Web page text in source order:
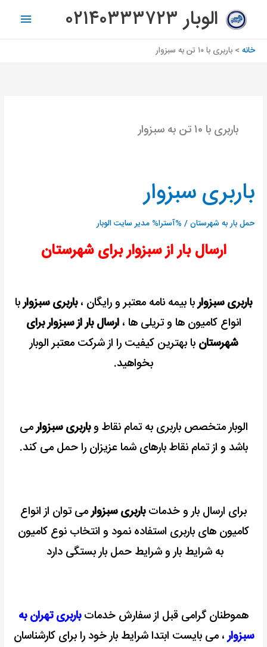
محتوا
الوبار ۰۲۱۴۰۳۳۳۷۲۳
اصلی
خانه باربری با ۱۰ تن به سبزوار
باربری با ۱۰ تن به سبزوار
باربری سبزوار
حمل بار به شهرستان/ %آسترا% مدیر سایت الوبار
ارسال بار از سبزوار برای شهرستان
باربری سبزواربا بیمه نامه معتبر و رایگان ،باربری سبزواربا
انواع کامیون ها و تریلی ها ،ارسال بار از سبزوار برای
شهرستان با بهترین کیفیت را از شرکت معتبر الوبار
بخواهید.
الوبار متخصص باربری به تمام نقاط وباربری سبزوارمی
باشد و از تمام نقاط بارهای شما عزیزان را حمل می کند.
برای ارسال بار و خدماتباربری سبزوارمی توان از انواع
کامیون های باربری استفاده نمود و انتخاب نوع کامیون
به شرایط بار و شرایط حمل بار بستگی دارد
هموطنان گرامی قبل از سفارش خدماتباربری تهرانبه
سبزوار، می بایست ابتدا شرایط بار خود را برای کارشناسان
باربری
سبزوار